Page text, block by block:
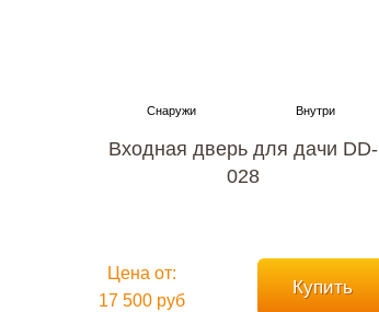
Входная дверь для дачи DD-
028
Цена от:
17 500 руб
Купить